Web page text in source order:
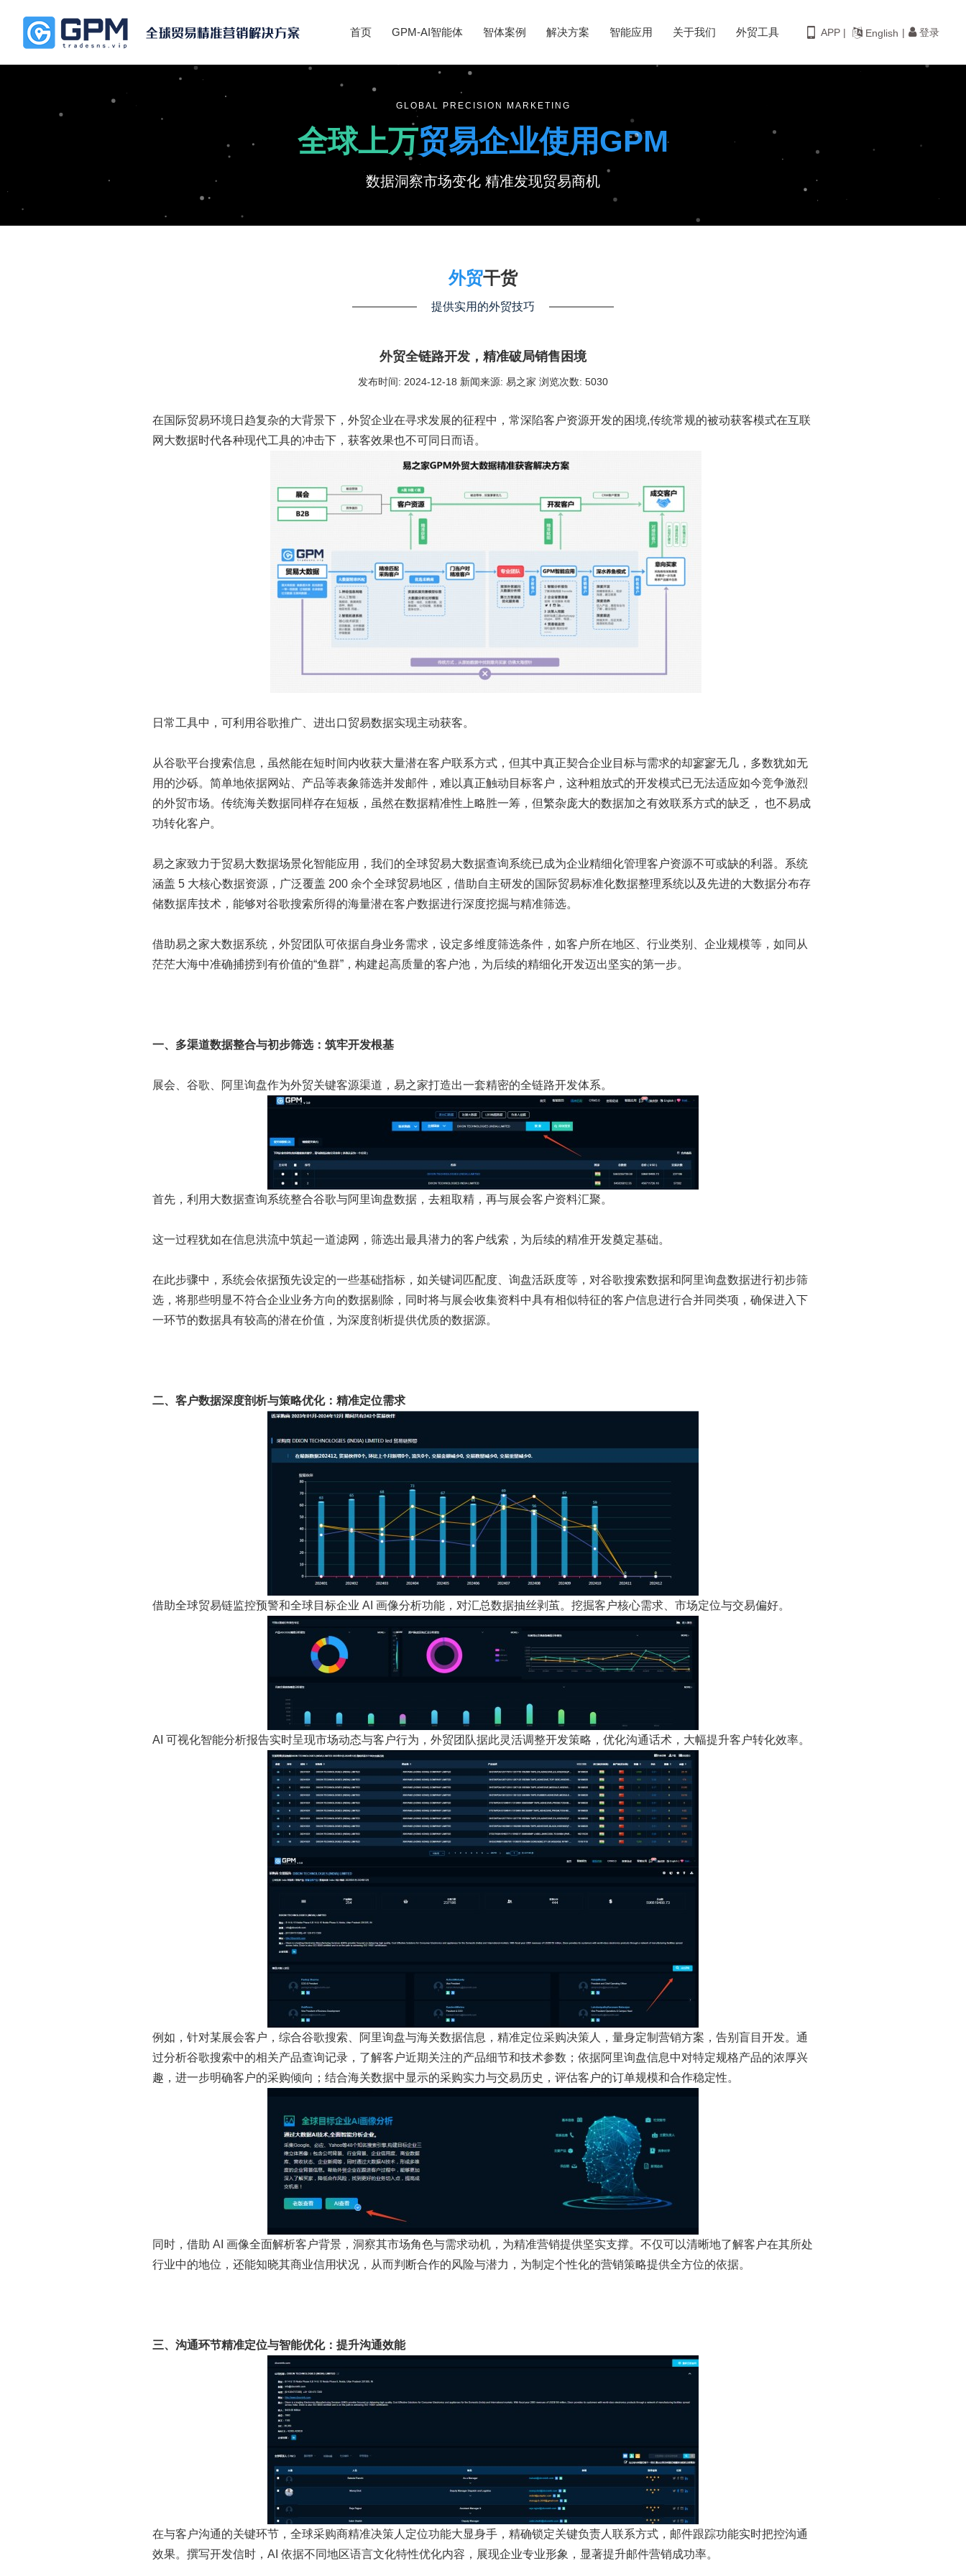
首页 GPM-AI智能体 智体案例 解决方案 智能应用 关于我们 外贸工具 APP | English | 登录
GLOBAL PRECISION MARKETING
全球上万贸易企业使用GPM
数据洞察市场变化 精准发现贸易商机
外贸干货
提供实用的外贸技巧
外贸全链路开发，精准破局销售困境
发布时间: 2024-12-18 新闻来源: 易之家 浏览次数: 5030
在国际贸易环境日趋复杂的大背景下，外贸企业在寻求发展的征程中，常深陷客户资源开发的困境,传统常规的被动获客模式在互联
网大数据时代各种现代工具的冲击下，获客效果也不可同日而语。
日常工具中，可利用谷歌推广、进出口贸易数据实现主动获客。
从谷歌平台搜索信息，虽然能在短时间内收获大量潜在客户联系方式，但其中真正契合企业目标与需求的却寥寥无几，多数犹如无
用的沙砾。简单地依据网站、产品等表象筛选并发邮件，难以真正触动目标客户，这种粗放式的开发模式已无法适应如今竞争激烈
的外贸市场。传统海关数据同样存在短板，虽然在数据精准性上略胜一筹，但繁杂庞大的数据加之有效联系方式的缺乏， 也不易成
功转化客户。
易之家致力于贸易大数据场景化智能应用，我们的全球贸易大数据查询系统已成为企业精细化管理客户资源不可或缺的利器。系统
涵盖 5 大核心数据资源，广泛覆盖 200 余个全球贸易地区，借助自主研发的国际贸易标准化数据整理系统以及先进的大数据分布存
储数据库技术，能够对谷歌搜索所得的海量潜在客户数据进行深度挖掘与精准筛选。
借助易之家大数据系统，外贸团队可依据自身业务需求，设定多维度筛选条件，如客户所在地区、行业类别、企业规模等，如同从
茫茫大海中准确捕捞到有价值的“鱼群”，构建起高质量的客户池，为后续的精细化开发迈出坚实的第一步。
一、多渠道数据整合与初步筛选：筑牢开发根基
展会、谷歌、阿里询盘作为外贸关键客源渠道，易之家打造出一套精密的全链路开发体系。
首先，利用大数据查询系统整合谷歌与阿里询盘数据，去粗取精，再与展会客户资料汇聚。
这一过程犹如在信息洪流中筑起一道滤网，筛选出最具潜力的客户线索，为后续的精准开发奠定基础。
在此步骤中，系统会依据预先设定的一些基础指标，如关键词匹配度、询盘活跃度等，对谷歌搜索数据和阿里询盘数据进行初步筛
选，将那些明显不符合企业业务方向的数据剔除，同时将与展会收集资料中具有相似特征的客户信息进行合并同类项，确保进入下
一环节的数据具有较高的潜在价值，为深度剖析提供优质的数据源。
二、客户数据深度剖析与策略优化：精准定位需求
借助全球贸易链监控预警和全球目标企业 AI 画像分析功能，对汇总数据抽丝剥茧。挖掘客户核心需求、市场定位与交易偏好。
AI 可视化智能分析报告实时呈现市场动态与客户行为，外贸团队据此灵活调整开发策略，优化沟通话术，大幅提升客户转化效率。
例如，针对某展会客户，综合谷歌搜索、阿里询盘与海关数据信息，精准定位采购决策人，量身定制营销方案，告别盲目开发。通
过分析谷歌搜索中的相关产品查询记录，了解客户近期关注的产品细节和技术参数；依据阿里询盘信息中对特定规格产品的浓厚兴
趣，进一步明确客户的采购倾向；结合海关数据中显示的采购实力与交易历史，评估客户的订单规模和合作稳定性。
同时，借助 AI 画像全面解析客户背景，洞察其市场角色与需求动机，为精准营销提供坚实支撑。不仅可以清晰地了解客户在其所处
行业中的地位，还能知晓其商业信用状况，从而判断合作的风险与潜力，为制定个性化的营销策略提供全方位的依据。
三、沟通环节精准定位与智能优化：提升沟通效能
在与客户沟通的关键环节，全球采购商精准决策人定位功能大显身手，精确锁定关键负责人联系方式，邮件跟踪功能实时把控沟通
效果。撰写开发信时，AI 依据不同地区语言文化特性优化内容，展现企业专业形象，显著提升邮件营销成功率。